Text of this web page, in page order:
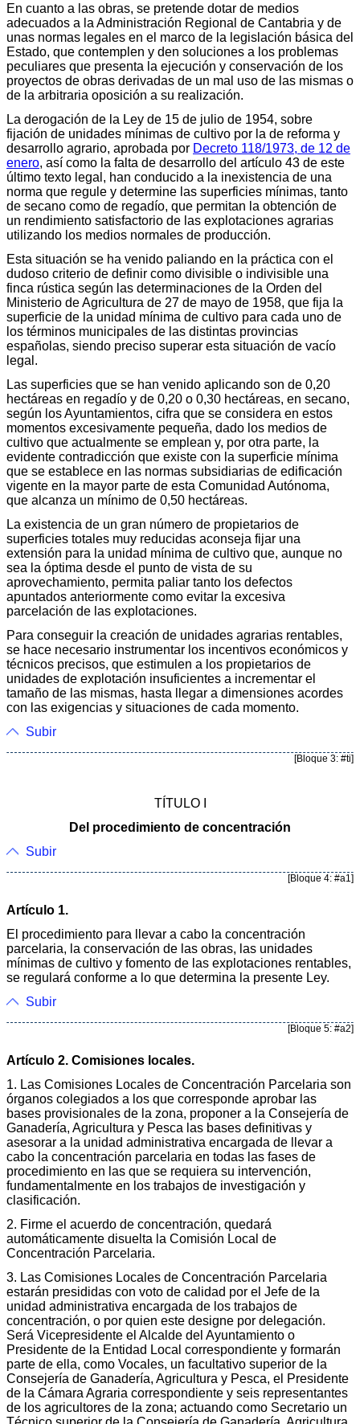
En cuanto a las obras, se pretende dotar de medios
adecuados a la Administración Regional de Cantabria y de
unas normas legales en el marco de la legislación básica del
Estado, que contemplen y den soluciones a los problemas
peculiares que presenta la ejecución y conservación de los
proyectos de obras derivadas de un mal uso de las mismas o
de la arbitraria oposición a su realización.
La derogación de la Ley de 15 de julio de 1954, sobre
fijación de unidades mínimas de cultivo por la de reforma y
desarrollo agrario, aprobada por Decreto 118/1973, de 12 de
enero, así como la falta de desarrollo del artículo 43 de este
último texto legal, han conducido a la inexistencia de una
norma que regule y determine las superficies mínimas, tanto
de secano como de regadío, que permitan la obtención de
un rendimiento satisfactorio de las explotaciones agrarias
utilizando los medios normales de producción.
Esta situación se ha venido paliando en la práctica con el
dudoso criterio de definir como divisible o indivisible una
finca rústica según las determinaciones de la Orden del
Ministerio de Agricultura de 27 de mayo de 1958, que fija la
superficie de la unidad mínima de cultivo para cada uno de
los términos municipales de las distintas provincias
españolas, siendo preciso superar esta situación de vacío
legal.
Las superficies que se han venido aplicando son de 0,20
hectáreas en regadío y de 0,20 o 0,30 hectáreas, en secano,
según los Ayuntamientos, cifra que se considera en estos
momentos excesivamente pequeña, dado los medios de
cultivo que actualmente se emplean y, por otra parte, la
evidente contradicción que existe con la superficie mínima
que se establece en las normas subsidiarias de edificación
vigente en la mayor parte de esta Comunidad Autónoma,
que alcanza un mínimo de 0,50 hectáreas.
La existencia de un gran número de propietarios de
superficies totales muy reducidas aconseja fijar una
extensión para la unidad mínima de cultivo que, aunque no
sea la óptima desde el punto de vista de su
aprovechamiento, permita paliar tanto los defectos
apuntados anteriormente como evitar la excesiva
parcelación de las explotaciones.
Para conseguir la creación de unidades agrarias rentables,
se hace necesario instrumentar los incentivos económicos y
técnicos precisos, que estimulen a los propietarios de
unidades de explotación insuficientes a incrementar el
tamaño de las mismas, hasta llegar a dimensiones acordes
con las exigencias y situaciones de cada momento.
Subir
[Bloque 3: #ti]
TÍTULO I
Del procedimiento de concentración
Subir
[Bloque 4: #a1]
Artículo 1.
El procedimiento para llevar a cabo la concentración
parcelaria, la conservación de las obras, las unidades
mínimas de cultivo y fomento de las explotaciones rentables,
se regulará conforme a lo que determina la presente Ley.
Subir
[Bloque 5: #a2]
Artículo 2. Comisiones locales.
1. Las Comisiones Locales de Concentración Parcelaria son
órganos colegiados a los que corresponde aprobar las
bases provisionales de la zona, proponer a la Consejería de
Ganadería, Agricultura y Pesca las bases definitivas y
asesorar a la unidad administrativa encargada de llevar a
cabo la concentración parcelaria en todas las fases de
procedimiento en las que se requiera su intervención,
fundamentalmente en los trabajos de investigación y
clasificación.
2. Firme el acuerdo de concentración, quedará
automáticamente disuelta la Comisión Local de
Concentración Parcelaria.
3. Las Comisiones Locales de Concentración Parcelaria
estarán presididas con voto de calidad por el Jefe de la
unidad administrativa encargada de los trabajos de
concentración, o por quien este designe por delegación.
Será Vicepresidente el Alcalde del Ayuntamiento o
Presidente de la Entidad Local correspondiente y formarán
parte de ella, como Vocales, un facultativo superior de la
Consejería de Ganadería, Agricultura y Pesca, el Presidente
de la Cámara Agraria correspondiente y seis representantes
de los agricultores de la zona; actuando como Secretario un